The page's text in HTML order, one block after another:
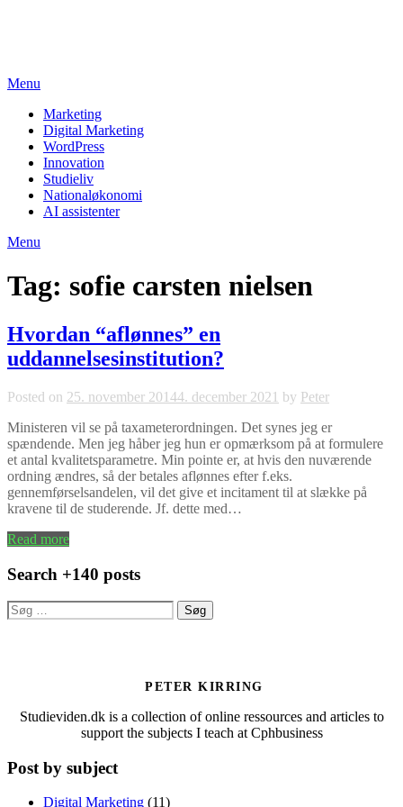
Menu
Marketing
Digital Marketing
WordPress
Innovation
Studieliv
Nationaløkonomi
AI assistenter
Menu
Tag: sofie carsten nielsen
Hvordan “aflønnes” en
uddannelsesinstitution?
Posted on 25. november 20144. december 2021 by Peter
Ministeren vil se på taxameterordningen. Det synes jeg er
spændende. Men jeg håber jeg hun er opmærksom på at formulere
et antal kvalitetsparametre. Min pointe er, at hvis den nuværende
ordning ændres, så der betales aflønnes efter f.eks.
gennemførselsandelen, vil det give et incitament til at slække på
kravene til de studerende. Jf. dette med…
Read more
Search +140 posts
Søg
efter:
PETER KIRRING
Studieviden.dk is a collection of online ressources and articles to
support the subjects I teach at Cphbusiness
Post by subject
Digital Marketing (11)